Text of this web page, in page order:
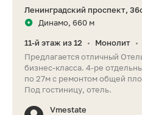
Ленинградский проспект,
Динамо, 660 м
11-й этаж из 12 • Монолит •
Предлагается отличный
бизнес-класса. 4-ре
по 27м с ремонтом общей
Под гостиницу, отель.
Vmestate